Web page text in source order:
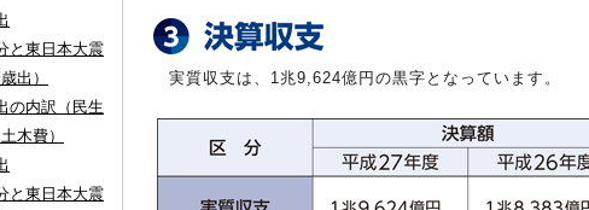
と東日本大震
出）
の内訳（民生
木費）
と東日本大震
実質収支は、1兆9,624億円の黒字となっています。